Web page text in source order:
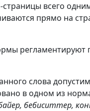
всего
прямо на
регламентируют
слова
в одном из
бебиситтер,